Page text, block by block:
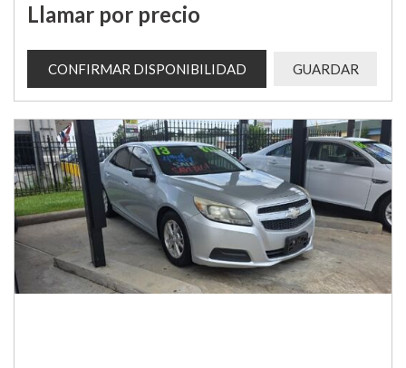
Llamar por precio
CONFIRMAR DISPONIBILIDAD GUARDAR